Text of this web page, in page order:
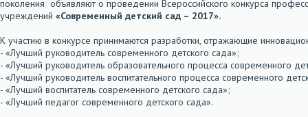
поколения объявляют о проведении Всероссийского конкурса
учреждений «Современный детский сад – 2017».
К участию в конкурсе принимаются разработки, отражающие
- «Лучший руководитель современного детского сада»;
- «Лучший руководитель образовательного процесса современного
- «Лучший руководитель воспитательного процесса современного
- «Лучший воспитатель современного детского сада»;
- «Лучший педагог современного детского сада».